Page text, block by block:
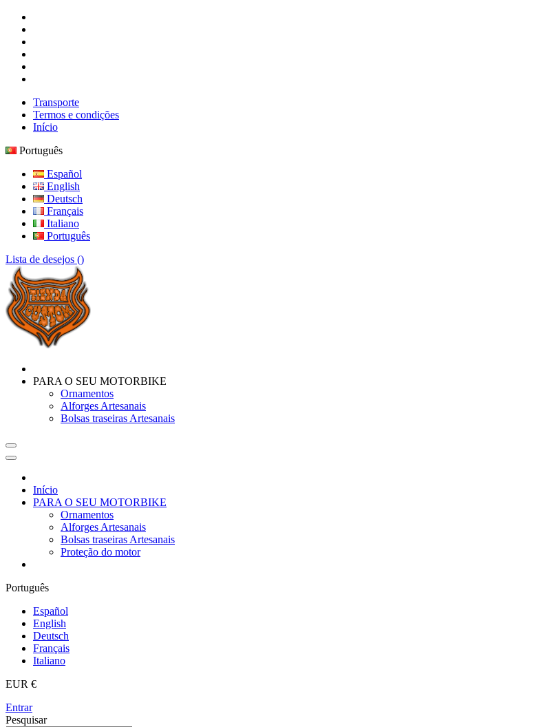
Transporte
Termos e condições
Início
Português
Español
English
Deutsch
Français
Italiano
Português
Lista de desejos ()
PARA O SEU MOTORBIKE
Ornamentos
Alforges Artesanais
Bolsas traseiras Artesanais
Início
PARA O SEU MOTORBIKE
Ornamentos
Alforges Artesanais
Bolsas traseiras Artesanais
Proteção do motor
Português
Español
English
Deutsch
Français
Italiano
EUR €
Entrar
Pesquisar